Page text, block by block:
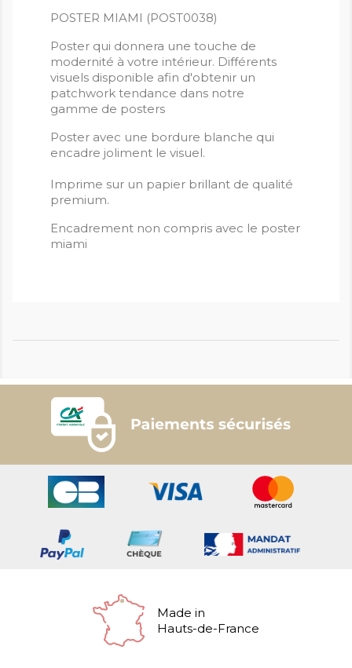
POSTER MIAMI (POST0038)
Poster qui donnera une touche de
modernité à votre intérieur. Différents
visuels disponible afin d'obtenir un
patchwork tendance dans notre
gamme de posters
Poster avec une bordure blanche qui
encadre joliment le visuel.
Imprime sur un papier brillant de qualité
premium.
Encadrement non compris avec le poster
miami
Made in
Hauts-de-France